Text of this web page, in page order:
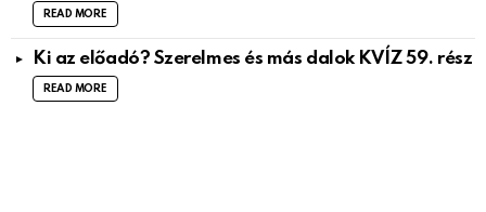
READ MORE
Ki az előadó? Szerelmes és más dalok KVÍZ 59. rész
READ MORE